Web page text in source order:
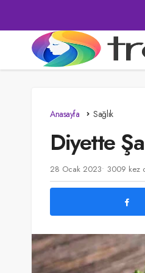
Anasayfa Sağlık
Diyette
28 Ocak 2023 3009 kez